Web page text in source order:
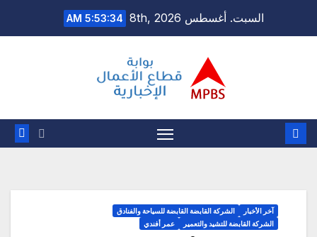
السبت. أغسطس 8th, 2026 5:53:35 AM
آخر الأخبار
الشركة القابضة القابضة للسياحة والفنادق
الشركة القابضة للتشيد والتعمير
عمر أفندي